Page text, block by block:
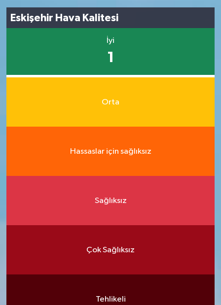
Eskişehir Hava Kalitesi
İyi
1
Orta
Hassaslar için sağlıksız
Sağlıksız
Çok Sağlıksız
Tehlikeli